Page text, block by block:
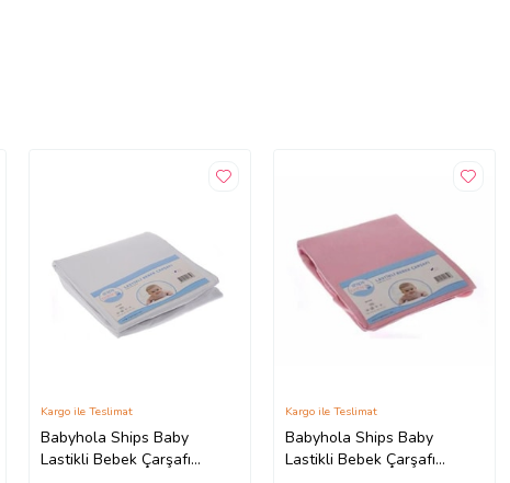
Babyhola Ships Baby
Lastikli Bebek Çarşafı
Kargo ile Teslimat
Babyhola Ships Baby
Lastikli Bebek Çarşafı
Kargo ile Teslimat